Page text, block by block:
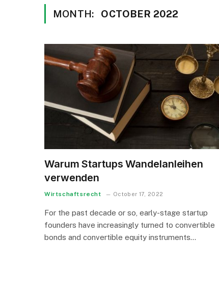
MONTH: OCTOBER 2022
Warum Startups Wandelanleihen
verwenden
Wirtschaftsrecht October 17, 2022
For the past decade or so, early-stage startup
founders have increasingly turned to convertible
bonds and convertible equity instruments…